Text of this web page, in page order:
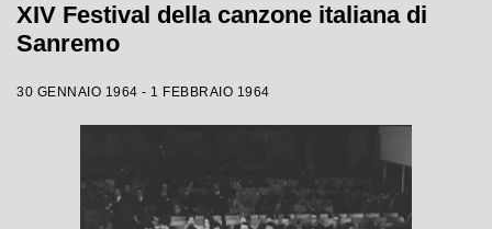
XIV Festival della canzone italiana di
Sanremo
30 GENNAIO 1964 - 1 FEBBRAIO 1964